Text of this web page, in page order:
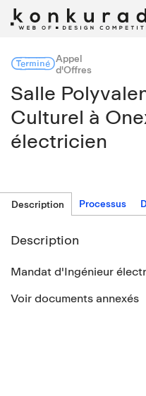
TerminéAppel
d'Offres
Salle
Culturel à
électricien
Description Processus
Description
Mandat d'Ingénieur
Voir documents annexés